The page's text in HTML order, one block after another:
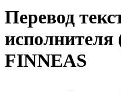
Перевод
FINNEAS